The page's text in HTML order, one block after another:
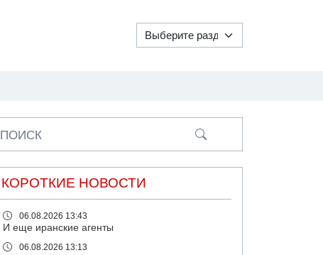
ПОИСК
КОРОТКИЕ НОВОСТИ
06.08.2026 13:43
И еще иранские агенты
06.08.2026 13:13